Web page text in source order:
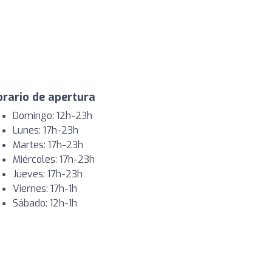
de apertura
Domingo: 12h-23h
Lunes: 17h-23h
Martes: 17h-23h
Miércoles: 17h-23h
Jueves: 17h-23h
Viernes: 17h-1h
Sábado: 12h-1h